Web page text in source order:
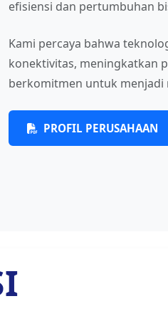
efisiensi dan pertumbuhan
Kami percaya bahwa
konektivitas, meningkatkan
berkomitmen untuk menjadi
PROFIL PERUSAHAAN